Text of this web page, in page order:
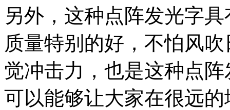
另外，这种点阵发光字
质量特别的好，不怕风
觉冲击力，也是这种点
可以能够让大家在很远